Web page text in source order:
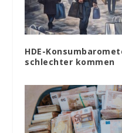
HDE-
schlechter kommen